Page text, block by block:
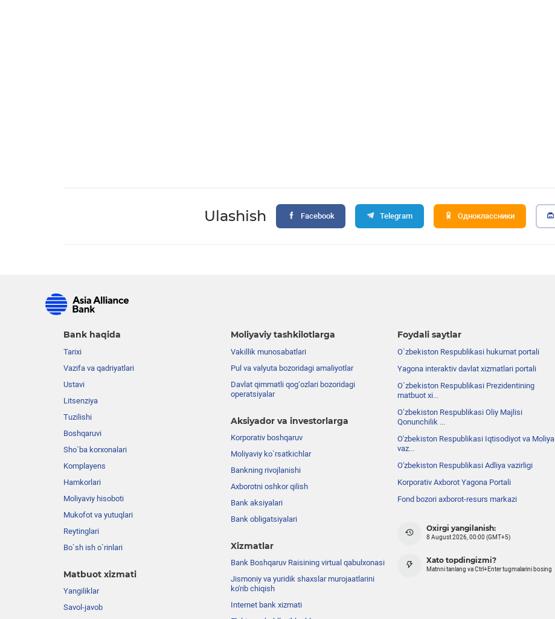
Ulashish Facebook Telegram Одноклассники
Bank haqida
Tarixi
Vazifa va qadriyatlari
Ustavi
Litsenziya
Tuzilishi
Boshqaruvi
Sho`ba korxonalari
Komplayens
Hamkorlari
Moliyaviy hisoboti
Mukofot va yutuqlari
Reytinglari
Bo`sh ish o`rinlari
Matbuot xizmati
Yangiliklar
Savol-javob
Moliyaviy tashkilotlarga
Vakillik munosabatlari
Pul va valyuta bozoridagi amaliyotlar
Davlat qimmatli qog‘ozlari bozoridagi
operatsiyalar
Aksiyador va investorlarga
Korporativ boshqaruv
Moliyaviy ko`rsatkichlar
Bankning rivojlanishi
Axborotni oshkor qilish
Bank aksiyalari
Bank obligatsiyalari
Xizmatlar
Bank Boshqaruv Raisining virtual qabulxonasi
Jismoniy va yuridik shaxslar murojaatlarini
ko'rib chiqish
Internet bank xizmati
Foydali saytlar
O`zbekiston Respublikasi hukumat portali
Yagona interaktiv davlat xizmatlari portali
O`zbekiston Respublikasi Prezidentining
matbuot xi...
Oʼzbekiston Respublikasi Oliy Majlisi
Qonunchilik ...
O'zbekiston Respublikasi Iqtisodiyot va Moliya
vaz...
O'zbekiston Respublikasi Adliya vazirligi
Korporativ Axborot Yagona Portali
Fond bozori axborot-resurs markazi
Oxirgi yangilanish:
8 August 2026, 00:00 (GMT+5)
Xato topdingizmi?
Matnni tanlang va Ctrl+Enter tugmalarini bosing